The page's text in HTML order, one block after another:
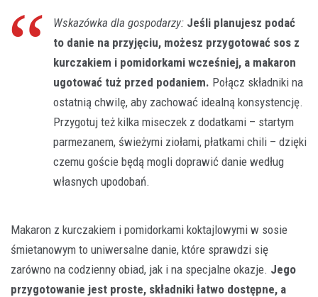
Wskazówka dla gospodarzy: Jeśli planujesz podać
to danie na przyjęciu, możesz przygotować sos z
kurczakiem i pomidorkami wcześniej, a makaron
ugotować tuż przed podaniem. Połącz składniki na
ostatnią chwilę, aby zachować idealną konsystencję.
Przygotuj też kilka miseczek z dodatkami – startym
parmezanem, świeżymi ziołami, płatkami chili – dzięki
czemu goście będą mogli doprawić danie według
własnych upodobań.
Makaron z kurczakiem i pomidorkami koktajlowymi w sosie
śmietanowym to uniwersalne danie, które sprawdzi się
zarówno na codzienny obiad, jak i na specjalne okazje. Jego
przygotowanie jest proste, składniki łatwo dostępne, a